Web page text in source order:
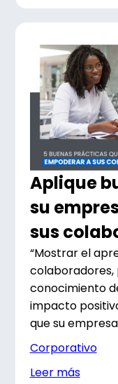
Aplique
su
sus
“Mostrar el
colaboradores,
conocimiento
impacto
que su
Corporativo
Leer más